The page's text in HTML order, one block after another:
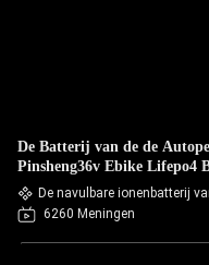
De Batterij van de de
Pinsheng36v Ebike Lifepo4
De navulbare ionenbatterij
6260 Meningen